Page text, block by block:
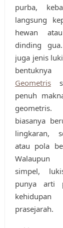
purba,
langsung
hewan
dinding
juga jenis
Geometris
penuh
biasanya
lingkaran,
atau pola
Walaupun
simpel,
punya arti
prasejarah.